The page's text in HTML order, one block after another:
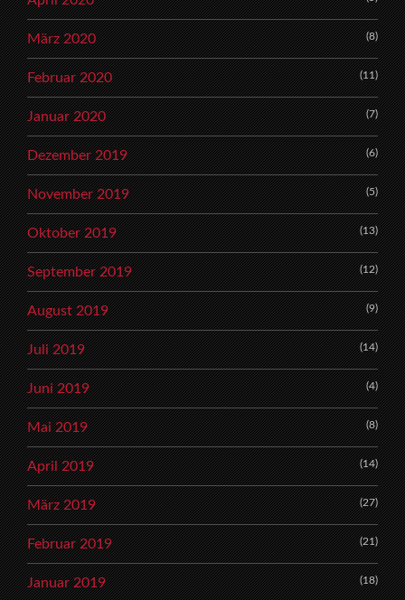
März 2020 (8)
Februar 2020 (11)
Januar 2020 (7)
Dezember 2019 (6)
November 2019 (5)
Oktober 2019 (13)
September 2019 (12)
August 2019 (9)
Juli 2019 (14)
Juni 2019 (4)
Mai 2019 (8)
April 2019 (14)
März 2019 (27)
Februar 2019 (21)
Januar 2019 (18)